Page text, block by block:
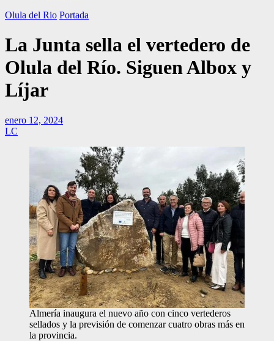
Olula del Rio Portada
La Junta sella el vertedero de
Olula del Río. Siguen Albox y
Líjar
enero 12, 2024
LC
Almería inaugura el nuevo año con cinco vertederos
sellados y la previsión de comenzar cuatro obras más en
la provincia.